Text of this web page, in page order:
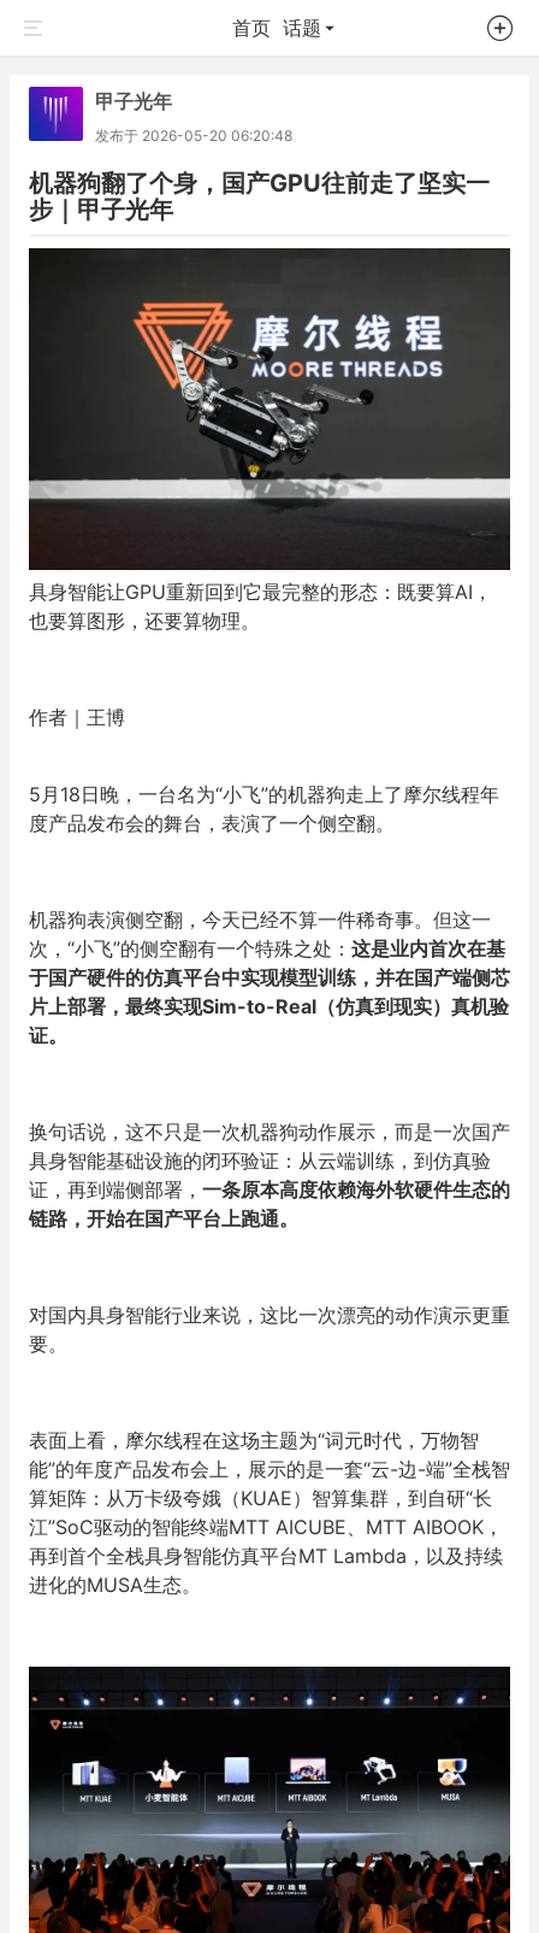
首页 话题
甲子光年
发布于 2026-05-20 06:20:48
机器狗翻了个身，国产GPU往前走了坚实一
步｜甲子光年
具身智能让GPU重新回到它最完整的形态：既要算AI，
也要算图形，还要算物理。
作者｜王博
5月18日晚，一台名为“小飞”的机器狗走上了摩尔线程年
度产品发布会的舞台，表演了一个侧空翻。
机器狗表演侧空翻，今天已经不算一件稀奇事。但这一
次，“小飞”的侧空翻有一个特殊之处： 这是业内首次在基
于国产硬件的仿真平台中实现模型训练，并在国产端侧芯
片上部署，最终实现Sim-to-Real（仿真到现实）真机验
证。
换句话说，这不只是一次机器狗动作展示，而是一次国产
具身智能基础设施的闭环验证：从云端训练，到仿真验
证，再到端侧部署， 一条原本高度依赖海外软硬件生态的
链路，开始在国产平台上跑通。
对国内具身智能行业来说，这比一次漂亮的动作演示更重
要。
表面上看，摩尔线程在这场主题为“词元时代，万物智
能”的年度产品发布会上，展示的是一套“云-边-端”全栈智
算矩阵：从万卡级夸娥（KUAE）智算集群，到自研“长
江”SoC驱动的智能终端MTT AICUBE、MTT AIBOOK，
再到首个全栈具身智能仿真平台MT Lambda，以及持续
进化的MUSA生态。